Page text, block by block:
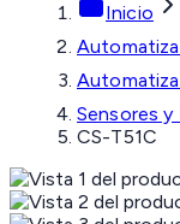
Inicio
Sensores y
CS-T51C